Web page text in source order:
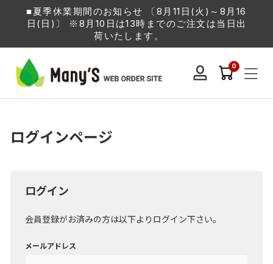
■夏季休業期間のお知らせ 〔8月11日(火)～8月16
日(日)〕 ※8月10日は13時までのご注文は当日出
荷いたします。
0
ログインページ
ログイン
会員登録がお済みの方は以下よりログイン下さい。
メールアドレス